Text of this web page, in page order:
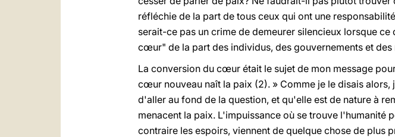
réfléchie de la part de tous ceux qui ont une
serait-ce pas un crime de demeurer silencieux lorsque
cœur" de la part des individus, des gouvernements et des
La conversion du cœur était le sujet de mon message
cœur nouveau naît la paix (2). » Comme je le disais
d'aller au fond de la question, et qu'elle est de nature à
menacent la paix. L'impuissance où se trouve l'humanité
contraire les espoirs, viennent de quelque chose de plus